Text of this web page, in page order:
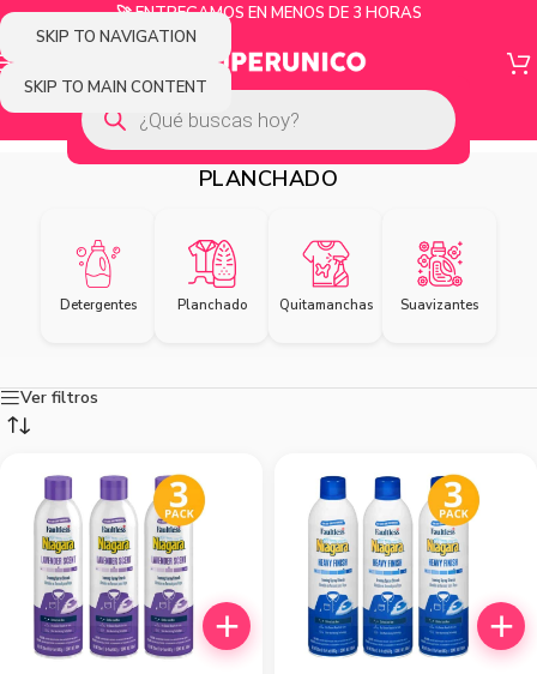
SKIP TO NAVIGATION
SKIP TO MAIN CONTENT
🚀 ENTREGAMOS EN MENOS DE 3 HORAS
PLANCHADO
Detergentes Planchado Quitamanchas Suavizantes
Ver filtros